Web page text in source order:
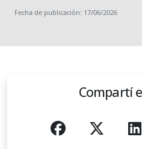
Fecha de publicación: 17/06/2026
Compartí